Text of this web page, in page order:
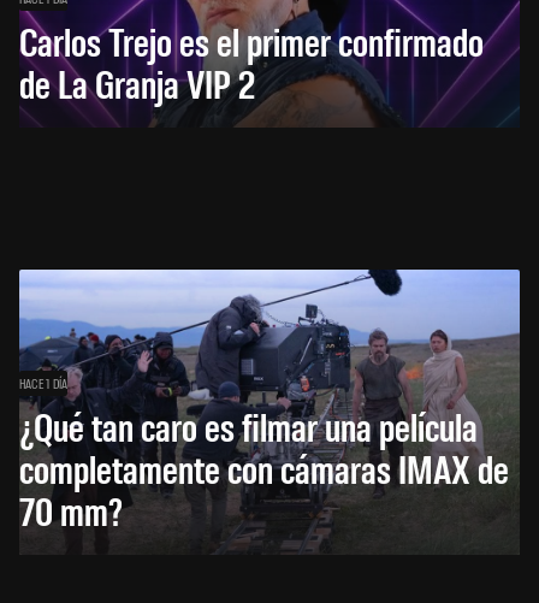
Carlos Trejo es el primer confirmado
de La Granja VIP 2
HACE 1 DÍA
¿Qué tan caro es filmar una película
completamente con cámaras IMAX de
70 mm?